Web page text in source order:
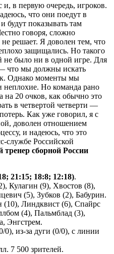
и, в первую очередь, игроков.
что они поедут в
будут показывать там
говоря, сложно
не решает. Я доволен тем, что
защищались. Но такого
не было ни в одной игре. Для
что мы должны искать
Однако моменты мы
неплохие. Но команда рано
на 20 очков, как обычно это
в четвертой четверти —
Как уже говорил, я с
доволен отношением
и надеюсь, что это
службе Российской
тренер сборной России
21:15; 18:8; 12:18).
Кулагин (9), Хвостов (8),
(5), Зубков (2), Бабурин.
(10), Линдквист (6), Спайрс
(4), Пальмблад (3),
Энгстрем.
0), из-за дуги (0/0), с линии
7 500 зрителей.